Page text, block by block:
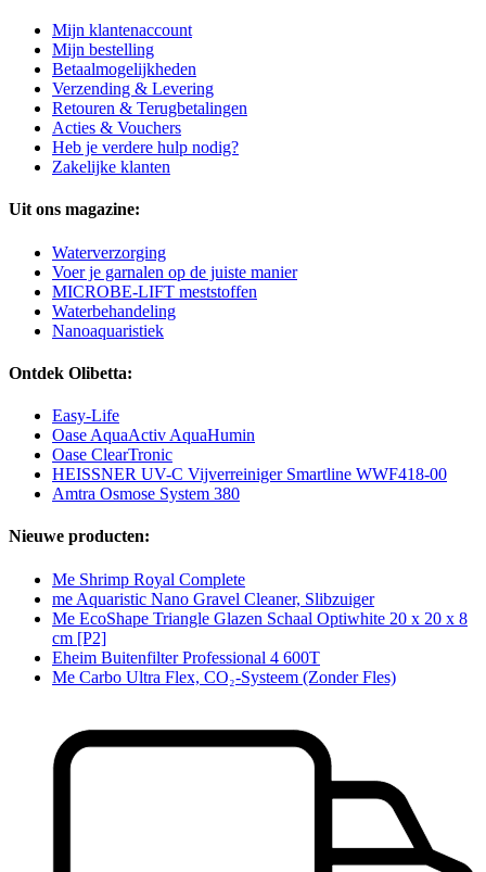
Mijn klantenaccount
Mijn bestelling
Betaalmogelijkheden
Verzending & Levering
Retouren & Terugbetalingen
Acties & Vouchers
Heb je verdere hulp nodig?
Zakelijke klanten
Uit ons magazine:
Waterverzorging
Voer je garnalen op de juiste manier
MICROBE-LIFT meststoffen
Waterbehandeling
Nanoaquaristiek
Ontdek Olibetta:
Easy-Life
Oase AquaActiv AquaHumin
Oase ClearTronic
HEISSNER UV-C Vijverreiniger Smartline WWF418-00
Amtra Osmose System 380
Nieuwe producten:
Me Shrimp Royal Complete
me Aquaristic Nano Gravel Cleaner, Slibzuiger
Me EcoShape Triangle Glazen Schaal Optiwhite 20 x 20 x 8
cm [P2]
Eheim Buitenfilter Professional 4 600T
Me Carbo Ultra Flex, CO₂-Systeem (Zonder Fles)